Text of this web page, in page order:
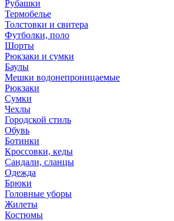
Рубашки
Термобелье
Толстовки и свитера
Футболки, поло
Шорты
Рюкзаки и сумки
Баулы
Мешки водонепроницаемые
Рюкзаки
Сумки
Чехлы
Городской стиль
Обувь
Ботинки
Кроссовки, кеды
Сандали, сланцы
Одежда
Брюки
Головные уборы
Жилеты
Костюмы